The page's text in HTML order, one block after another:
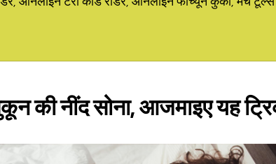
की नींद सोना, आजमाइए यह